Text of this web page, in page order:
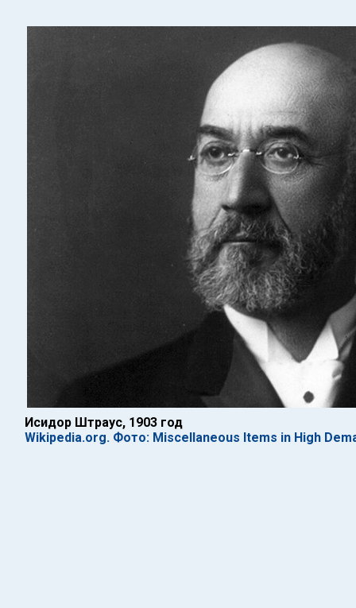
Исидор Штраус, 1903 год
Wikipedia.org. Фото: Miscellaneous Items in High